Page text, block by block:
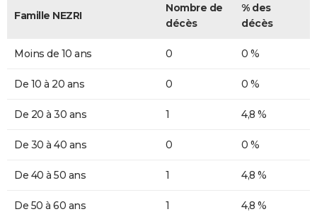
Famille NEZRI
Nombre de
décès
% des
décès
Moins de 10 ans 0 0 %
De 10 à 20 ans 0 0 %
De 20 à 30 ans 1 4,8 %
De 30 à 40 ans 0 0 %
De 40 à 50 ans 1 4,8 %
De 50 à 60 ans 1 4,8 %